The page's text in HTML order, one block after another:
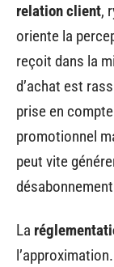
relation client,
oriente la
reçoit dans la
d’achat est
prise en
promotionnel
peut vite
La